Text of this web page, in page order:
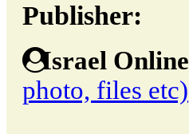
Publisher:
Israel Online
photo, files etc)